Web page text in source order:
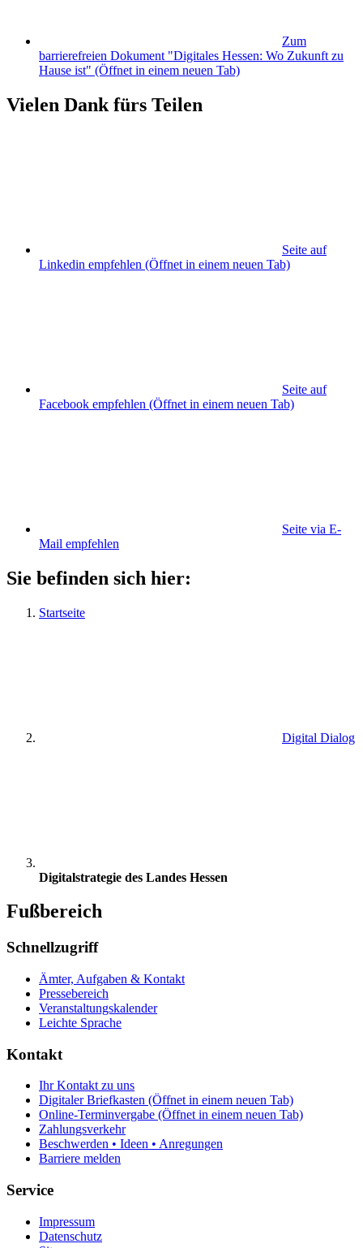
Zum
barrierefreien Dokument "Digitales Hessen: Wo Zukunft zu
Hause ist" (Öffnet in einem neuen Tab)
Vielen Dank fürs Teilen
Seite auf
Linkedin empfehlen (Öffnet in einem neuen Tab)
Seite auf
Facebook empfehlen (Öffnet in einem neuen Tab)
Seite via E-
Mail empfehlen
Sie befinden sich hier:
Startseite
Digital Dialog
Digitalstrategie des Landes Hessen
Fußbereich
Schnellzugriff
Ämter, Aufgaben & Kontakt
Pressebereich
Veranstaltungskalender
Leichte Sprache
Kontakt
Ihr Kontakt zu uns
Digitaler Briefkasten (Öffnet in einem neuen Tab)
Online-Terminvergabe (Öffnet in einem neuen Tab)
Zahlungsverkehr
Beschwerden • Ideen • Anregungen
Barriere melden
Service
Impressum
Datenschutz